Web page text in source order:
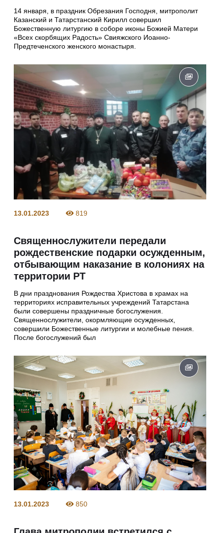
14 января, в праздник Обрезания Господня, митрополит
Казанский и Татарстанский Кирилл совершил
Божественную литургию в соборе иконы Божией Матери
«Всех скорбящих Радость» Свияжского Иоанно-
Предтеченского женского монастыря.
13.01.2023 819
Священнослужители передали
рождественские подарки осужденным,
отбывающим наказание в колониях на
территории РТ
В дни празднования Рождества Христова в храмах на
территориях исправительных учреждений Татарстана
были совершены праздничные богослужения.
Священнослужители, окормляющие осужденных,
совершили Божественные литургии и молебные пения.
После богослужений был
13.01.2023 850